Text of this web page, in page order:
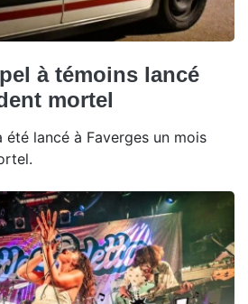
à témoins lancé
mortel
été lancé à Faverges un mois